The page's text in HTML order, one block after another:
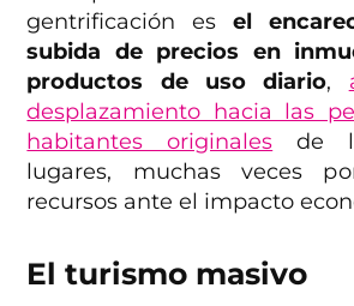
gentrificación esel
subida de precios en
productos de uso diario,
desplazamiento hacia las
habitantes originales de
lugares, muchas veces
recursos ante el impacto
El turismo masivo